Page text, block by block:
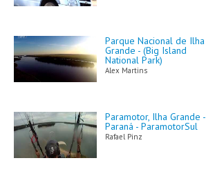
FOTOS
REDES SOCIAIS
Parque Nacional de Ilha
Grande - (Big Island
National Park)
Alex Martins
Paramotor, Ilha Grande -
Paraná - ParamotorSul
Rafael Pinz